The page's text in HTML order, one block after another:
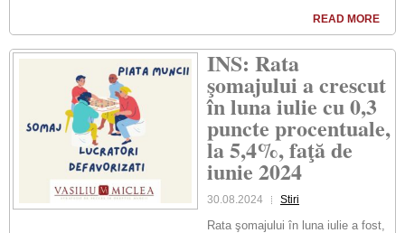
READ MORE
INS: Rata
şomajului a crescut
în luna iulie cu 0,3
puncte procentuale,
la 5,4%, faţă de
iunie 2024
30.08.2024 Stiri
Rata şomajului în luna iulie a fost,